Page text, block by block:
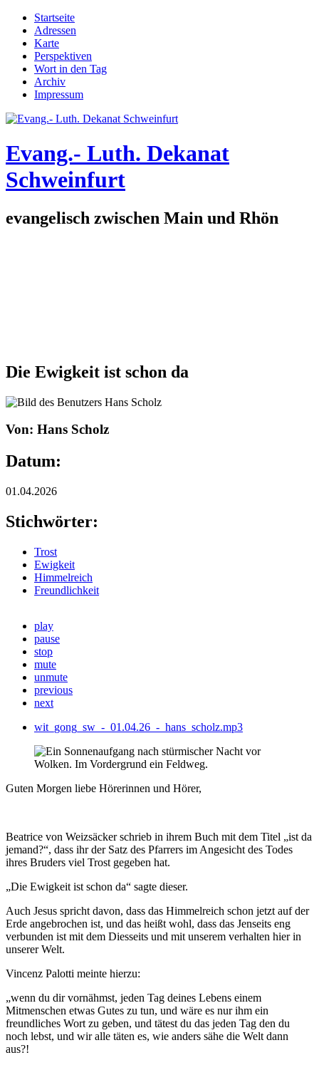
Direkt zum Inhalt
Hauptmenü
Startseite
Adressen
Karte
Perspektiven
Wort in den Tag
Archiv
Impressum
Evang.- Luth. Dekanat
Schweinfurt
evangelisch zwischen Main und Rhön
Die Ewigkeit ist schon da
Von: Hans Scholz
Datum:
01.04.2026
Stichwörter:
Trost
Ewigkeit
Himmelreich
Freundlichkeit
play
pause
stop
mute
unmute
previous
next
wit_gong_sw_-_01.04.26_-_hans_scholz.mp3
Guten Morgen liebe Hörerinnen und Hörer,
Beatrice von Weizsäcker schrieb in ihrem Buch mit dem Titel „ist da
jemand?“, dass ihr der Satz des Pfarrers im Angesicht des Todes
ihres Bruders viel Trost gegeben hat.
„Die Ewigkeit ist schon da“ sagte dieser.
Auch Jesus spricht davon, dass das Himmelreich schon jetzt auf der
Erde angebrochen ist, und das heißt wohl, dass das Jenseits eng
verbunden ist mit dem Diesseits und mit unserem verhalten hier in
unserer Welt.
Vincenz Palotti meinte hierzu:
„wenn du dir vornähmst, jeden Tag deines Lebens einem
Mitmenschen etwas Gutes zu tun, und wäre es nur ihm ein
freundliches Wort zu geben, und tätest du das jeden Tag den du
noch lebst, und wir alle täten es, wie anders sähe die Welt dann
aus?!